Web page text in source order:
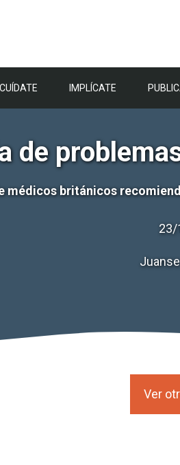
CUÍDATE IMPLÍCATE
de
médicos británicos
23/
Ver